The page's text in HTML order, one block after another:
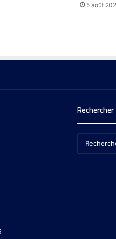
5 août
Rechercher